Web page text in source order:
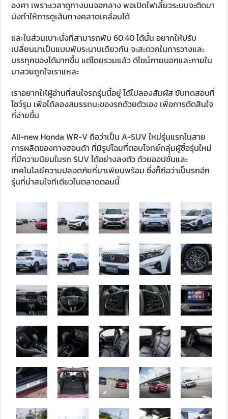
องศา เพราะเวลาดูทางบนจอกลาง พอเปิดไฟเลี้ยวระบบจะติดมา
บังทำให้การดูเส้นทางคลาดเคลื่อนได้
และในส่วนเบาะนั่งที่สามารถพับ 60:40 ได้นั้น อยากให้ปรับ
เปลี่ยนมาเป็นแบบพับระนาบเดียวกัน จะสะดวกในการวางและ
บรรทุกของได้มากขึ้น แต่โดยรวมแล้ว ดีไซน์ภายนอกและภายใน
มาสวยถูกใจเราแหละ
เราอยากให้ผู้อ่านที่สนใจรถรุ่นนี้อยู่ ได้ไปลองสัมผัส ขับทดสอบที่
โชว์รูม เพื่อได้ลองสมรรถนะของรถด้วยตัวเอง เพื่อการตัดสินใจ
ที่ง่ายขึ้น
All-new Honda WR-V ถือว่าเป็น A-SUV ใหม่รุ่นแรกในสาย
การผลิตของทางฮอนด้า ที่มีรูปโฉมที่ตอบโจทย์กลุ่มผู้ซื้อรุ่นใหม่
ที่มีความนิยมในรถ SUV ได้อย่างลงตัว ด้วยออปชั่นและ
เทคโนโลยีความปลอดภัยที่มาเพียบพร้อม ซึ่งก็ถือว่าเป็นรถอีก
รุ่นที่น่าสนใจทีเดียวในตลาดตอนนี้